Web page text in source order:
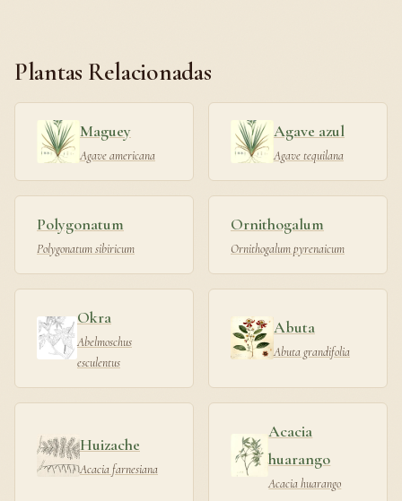
Plantas Relacionadas
Maguey
Agave americana
Agave azul
Agave tequilana
Polygonatum
Polygonatum sibiricum
Ornithogalum
Ornithogalum pyrenaicum
Okra
Abelmoschus
esculentus
Abuta
Abuta grandifolia
Huizache
Acacia farnesiana
Acacia
huarango
Acacia huarango